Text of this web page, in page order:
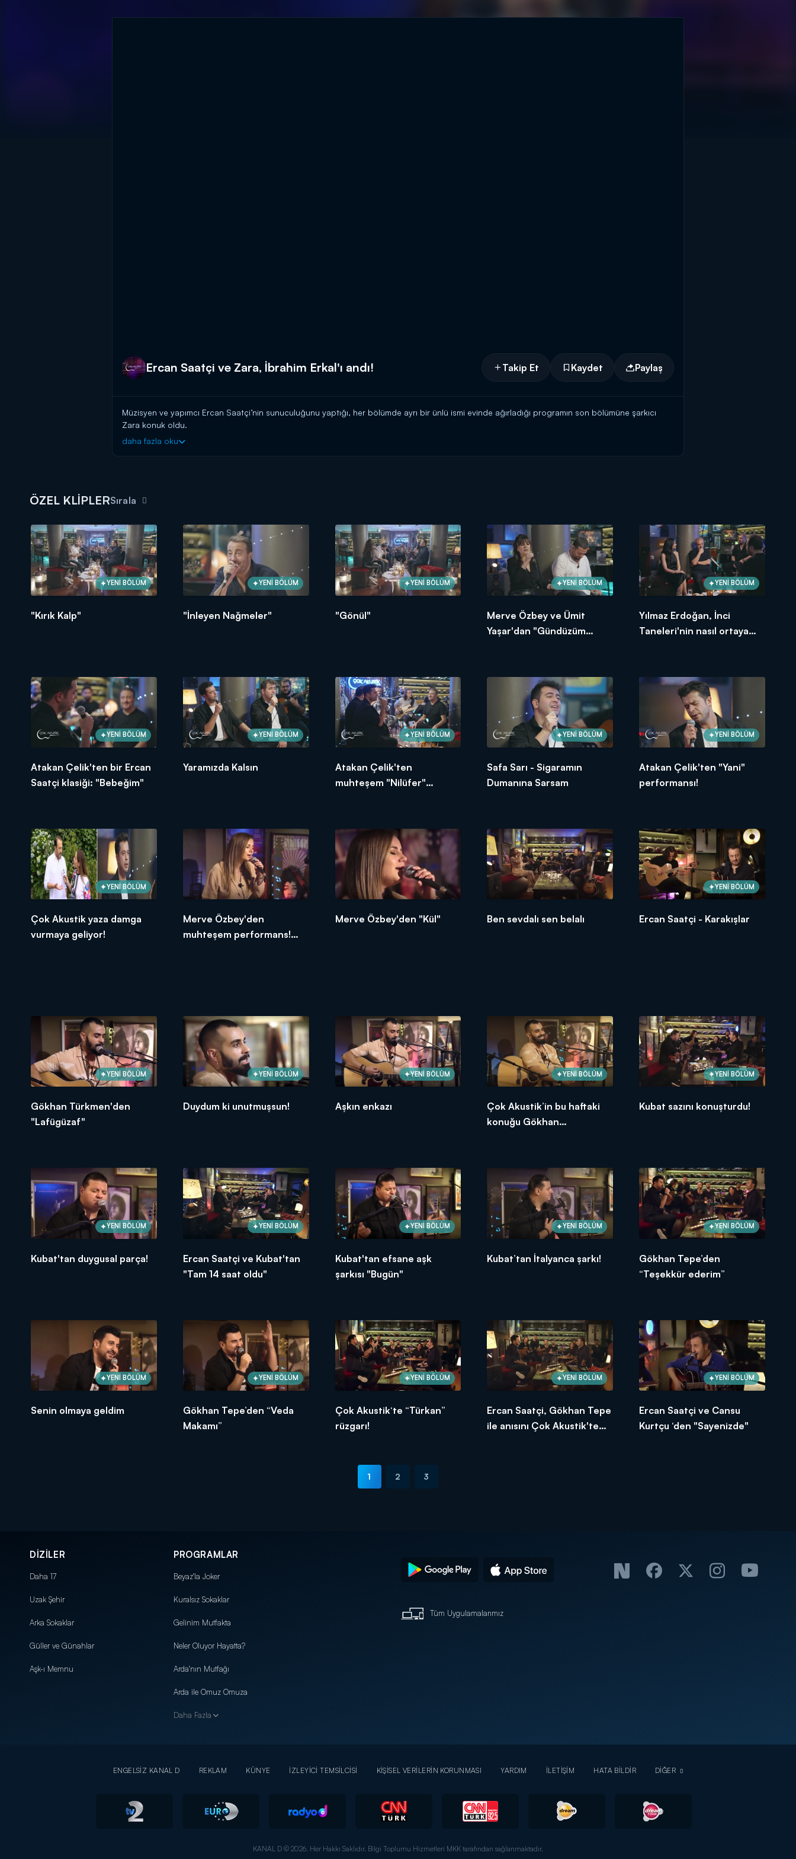
Ercan Saatçi ve Zara, İbrahim Erkal'ı andı! Takip Et Kaydet Paylaş
Müzisyen ve yapımcı Ercan Saatçi’nin sunuculuğunu yaptığı, her bölümde ayrı bir ünlü ismi evinde ağırladığı programın son bölümüne şarkıcı
Zara konuk oldu.
Çok Akustik programın bu haftaki konuğu olan Zara, Ercan Saatçi'yle birlikte merhum sanatçı İbrahim Erkal'ın "Sen aldırma" parçasını söyledi ve
daha fazla oku
ÖZEL KLİPLERSırala
YENİ BÖLÜM
"Kırık Kalp"
YENİ BÖLÜM
"İnleyen Nağmeler"
YENİ BÖLÜM
"Gönül"
YENİ BÖLÜM
Merve Özbey ve Ümit
Yaşar'dan "Gündüzüm
YENİ BÖLÜM
Yılmaz Erdoğan, İnci
Taneleri'nin nasıl ortaya
YENİ BÖLÜM
Atakan Çelik'ten bir Ercan
Saatçi klasiği: "Bebeğim"
YENİ BÖLÜM
Yaramızda Kalsın
YENİ BÖLÜM
Atakan Çelik'ten
muhteşem "Nilüfer"
YENİ BÖLÜM
Safa Sarı - Sigaramın
Dumanına Sarsam
YENİ BÖLÜM
Atakan Çelik'ten "Yani"
performansı!
YENİ BÖLÜM
Çok Akustik yaza damga
vurmaya geliyor!
Merve Özbey'den
muhteşem performans!
Merve Özbey'den "Kül" Ben sevdalı sen belalı
YENİ BÖLÜM
Ercan Saatçi - Karakışlar
YENİ BÖLÜM
Gökhan Türkmen'den
"Lafügüzaf"
YENİ BÖLÜM
Duydum ki unutmuşsun!
YENİ BÖLÜM
Aşkın enkazı
YENİ BÖLÜM
Çok Akustik’in bu haftaki
konuğu Gökhan
YENİ BÖLÜM
Kubat sazını konuşturdu!
YENİ BÖLÜM
Kubat'tan duygusal parça!
YENİ BÖLÜM
Ercan Saatçi ve Kubat'tan
"Tam 14 saat oldu"
YENİ BÖLÜM
Kubat'tan efsane aşk
şarkısı "Bugün"
YENİ BÖLÜM
Kubat’tan İtalyanca şarkı!
YENİ BÖLÜM
Gökhan Tepe’den
“Teşekkür ederim”
YENİ BÖLÜM
Senin olmaya geldim
YENİ BÖLÜM
Gökhan Tepe’den “Veda
Makamı”
YENİ BÖLÜM
Çok Akustik‘te “Türkan”
rüzgarı!
YENİ BÖLÜM
Ercan Saatçi, Gökhan Tepe
ile anısını Çok Akustik'te
YENİ BÖLÜM
Ercan Saatçi ve Cansu
Kurtçu ‘den "Sayenizde"
1 2 3
DİZİLER
Daha 17
Uzak Şehir
Arka Sokaklar
Güller ve Günahlar
Aşk-ı Memnu
PROGRAMLAR
Beyaz'la Joker
Kuralsız Sokaklar
Gelinim Mutfakta
Neler Oluyor Hayatta?
Arda'nın Mutfağı
Arda ile Omuz Omuza
Daha Fazla
Tüm Uygulamalarımız
ENGELSİZ KANAL D REKLAM KÜNYE İZLEYİCİ TEMSİLCİSİ KİŞİSEL VERİLERİN KORUNMASI YARDIM İLETİŞİM HATA BİLDİR DİĞER
KANAL D © 2026. Her Hakkı Saklıdır. Bilgi Toplumu Hizmetleri MKK tarafından sağlanmaktadır.